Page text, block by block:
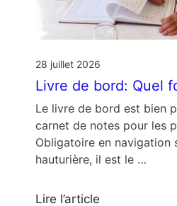
28 juillet 2026
Livre de bord: Quel
Le livre de bord est bien
carnet de notes pour les
Obligatoire en navigation
hauturière, il est le …
Lire l’article